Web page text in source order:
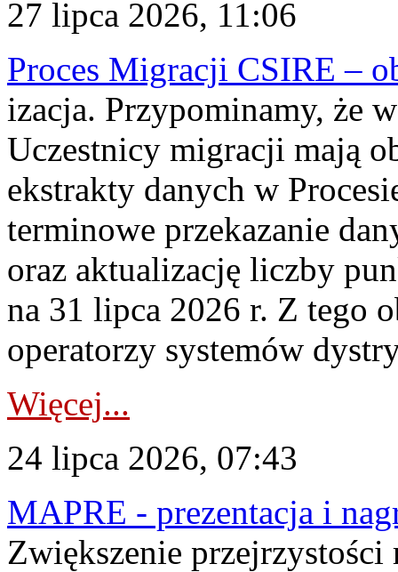
27 lipca 2026, 11:06
Proces Migracji CSIRE –
izacja. Przypominamy, że
Uczestnicy migracji mają
ekstrakty danych w
terminowe przekazanie
oraz aktualizację liczby
na 31 lipca 2026 r. Z tego
operatorzy systemów
Więcej...
24 lipca 2026, 07:43
MAPRE - prezentacja i
Zwiększenie